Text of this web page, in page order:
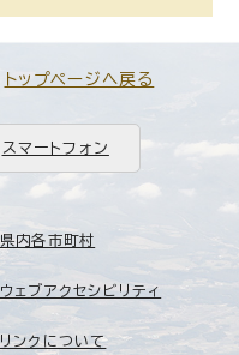
トップページへ戻る
スマートフォン
県内各市町村
ウェブアクセシビリティ
リンクについて